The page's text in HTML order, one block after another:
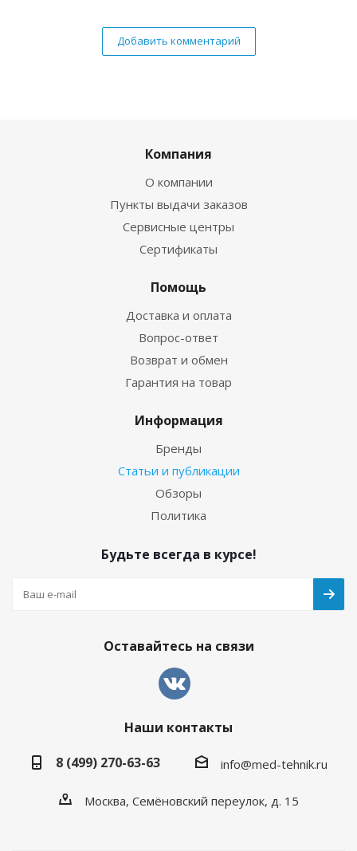
Добавить комментарий
Компания
О компании
Пункты выдачи заказов
Сервисные центры
Сертификаты
Помощь
Доставка и оплата
Вопрос-ответ
Возврат и обмен
Гарантия на товар
Информация
Бренды
Статьи и публикации
Обзоры
Политика
Будьте всегда в курсе!
Оставайтесь на связи
Наши контакты
8 (499) 270-63-63
info@med-tehnik.ru
Москва, Семёновский переулок, д. 15